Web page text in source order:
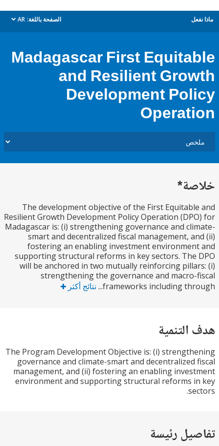
الصفحة باللغة: AR
dropdown
Madagascar First
and Resilient
Development
The development objective of the First
Resilient Growth Development Policy Operation
Madagascar is: (i) strengthening governance and
smart and decentralized fiscal management,
fostering an enabling investment
supporting structural reforms in key sectors.
will be anchored in two mutually reinforcing
strengthening the governance and
frameworks including
نتائج أكثر
The Program Development Objective is: (i)
governance and climate-smart and
management, and (ii) fostering an enabling
environment and supporting structural reforms
رئيسة